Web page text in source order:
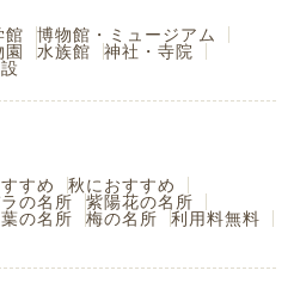
館
博物館・ミュージアム
園 水族館
神社・寺院
すめ
秋におすすめ
の名所
紫陽花の名所
の名所 梅の名所
利用料無料